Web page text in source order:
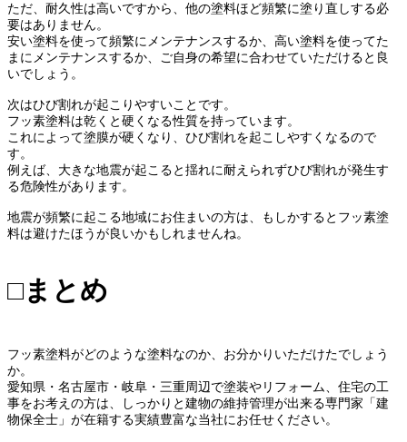
ただ、耐久性は高いですから、他の塗料ほど頻繁に塗り直しする必
要はありません。
安い塗料を使って頻繁にメンテナンスするか、高い塗料を使ってた
まにメンテナンスするか、ご自身の希望に合わせていただけると良
いでしょう。
次はひび割れが起こりやすいことです。
フッ素塗料は乾くと硬くなる性質を持っています。
これによって塗膜が硬くなり、ひび割れを起こしやすくなるので
す。
例えば、大きな地震が起こると揺れに耐えられずひび割れが発生す
る危険性があります。
地震が頻繁に起こる地域にお住まいの方は、もしかするとフッ素塗
料は避けたほうが良いかもしれませんね。
□まとめ
フッ素塗料がどのような塗料なのか、お分かりいただけたでしょう
か。
愛知県・名古屋市・岐阜・三重周辺で塗装やリフォーム、住宅の工
事をお考えの方は、しっかりと建物の維持管理が出来る専門家「建
物保全士」が在籍する実績豊富な当社にお任せください。